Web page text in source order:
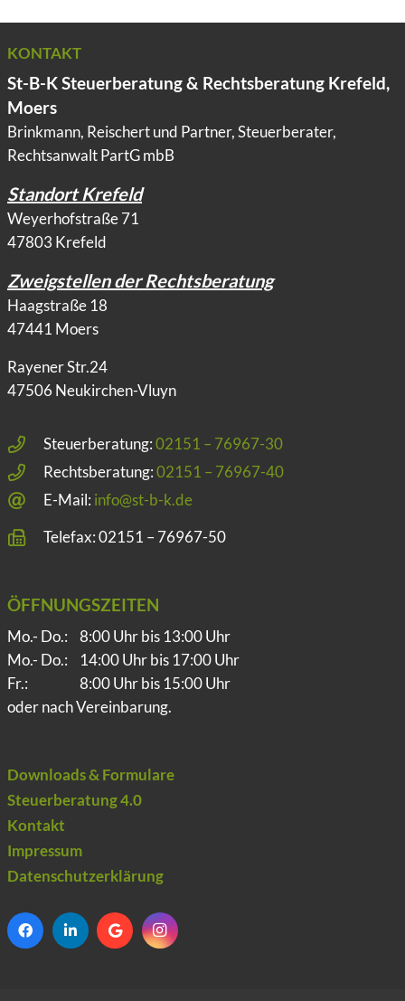
KONTAKT
St-B-K Steuerberatung & Rechtsberatung Krefeld,
Moers
Brinkmann, Reischert und Partner, Steuerberater,
Rechtsanwalt PartG mbB
Standort Krefeld
Weyerhofstraße 71
47803 Krefeld
Zweigstellen der Rechtsberatung
Haagstraße 18
47441 Moers
Rayener Str.24
47506 Neukirchen-Vluyn
Steuerberatung:02151 – 76967-30
Rechtsberatung:02151 – 76967-40
E-Mail: info@st-b-k.de
Telefax: 02151 – 76967-50
ÖFFNUNGSZEITEN
Mo.- Do.:
8:00 Uhr bis 13:00 Uhr
Mo.- Do.:
14:00 Uhr bis 17:00 Uhr
Fr.:
8:00 Uhr bis 15:00 Uhr
oder nach Vereinbarung.
Downloads & Formulare
Steuerberatung 4.0
Kontakt
Impressum
Datenschutzerklärung